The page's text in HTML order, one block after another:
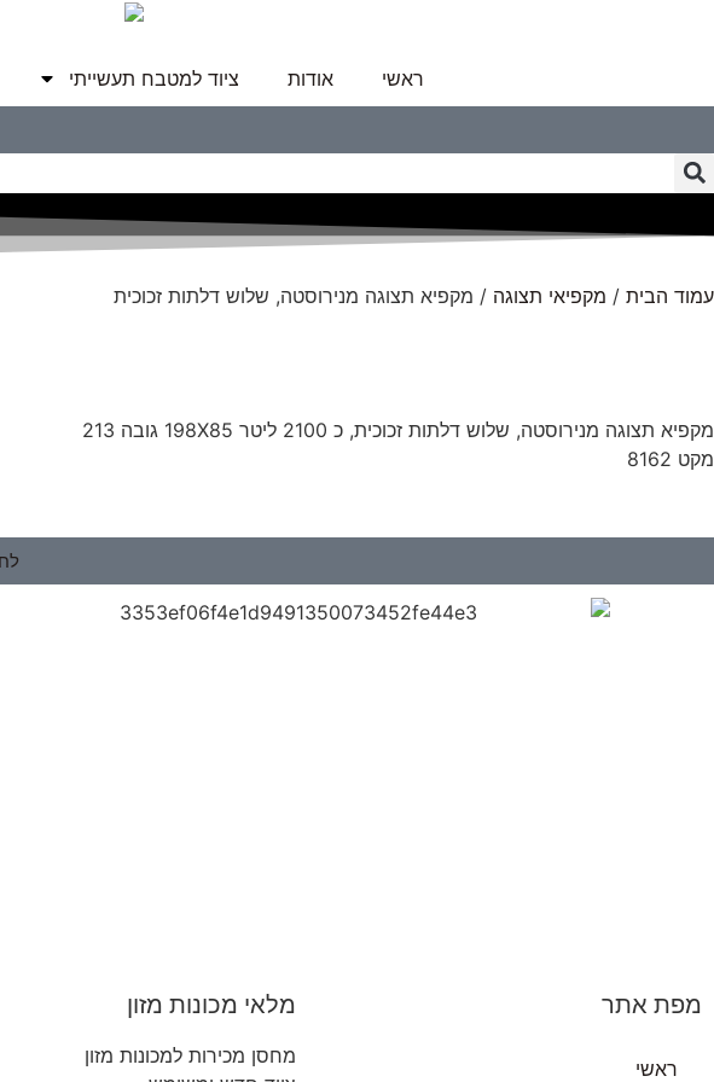
ראשי אודות ציוד למטבח תעשייתי
עמוד הבית / מקפיאי תצוגה / מקפיא תצוגה מנירוסטה, שלוש דלתות זכוכית
מקפיא תצוגה מנירוסטה, שלוש דלתות זכוכית, כ 2100 ליטר 198X85 גובה 213
מקט 8162
מפת אתר
ראשי
מלאי מכונות מזון
מחסן מכירות למכונות מזון